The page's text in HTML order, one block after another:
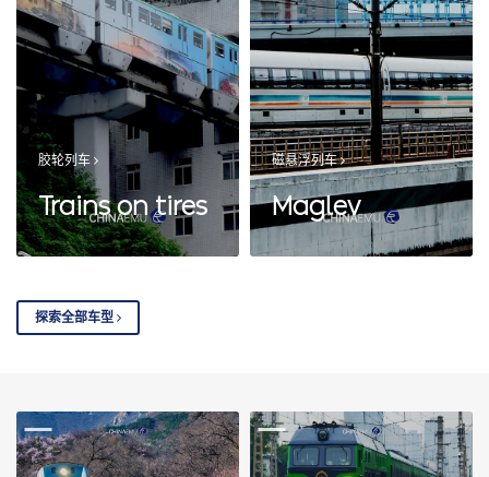
胶轮列车
Trains on tires
磁悬浮列车
Maglev
探索全部车型